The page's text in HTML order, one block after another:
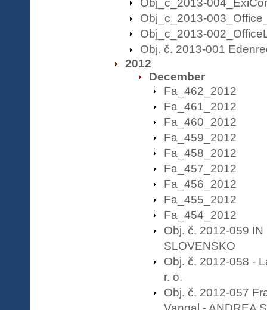
Obj_c_2013-
Obj_c_2013-
Obj_c_2013-
Obj. č. 2013-001
2012
December
Fa_462_2012
Fa_461_2012
Fa_460_2012
Fa_459_2012
Fa_458_2012
Fa_457_2012
Fa_456_2012
Fa_455_2012
Fa_454_2012
Obj. č. 2012-059 IN
SLOVENSKO
Obj. č. 2012-058 -
r. o.
Obj. č. 2012-057